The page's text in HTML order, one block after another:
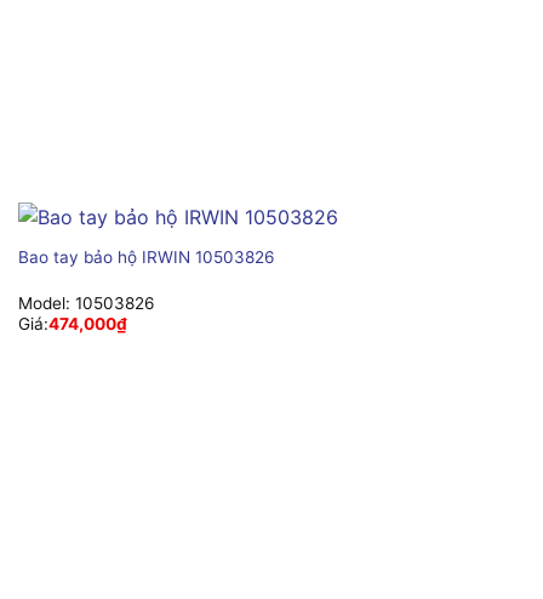
Bao tay bảo hộ IRWIN 10503826
Model: 10503826
Giá:474,000₫